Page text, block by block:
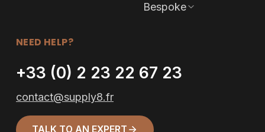
Bespoke
NEED HELP?
+33 (0) 2 23 22 67 23
contact@supply8.fr
TALK TO AN EXPERT